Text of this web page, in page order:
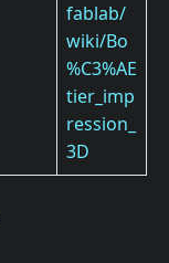
fablab/
wiki/Bo
%C3%AE
tier_imp
ression_
3D